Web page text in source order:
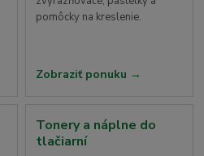
pomôcky na kreslenie.
Zobraziť ponuku
Tonery a náplne do
tlačiarní